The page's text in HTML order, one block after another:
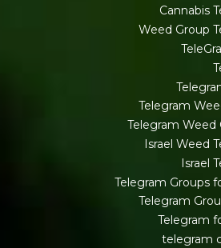
Cannabis
Weed Group
Telegram
Telegram Weed
Israel Weed
Israel
Telegram Groups
Telegram
Telegram
telegram